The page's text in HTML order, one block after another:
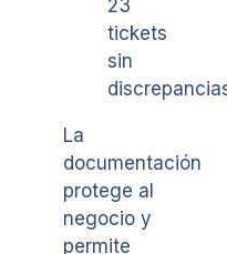
23
tickets
sin
La
documentación
protege al
negocio y
permite